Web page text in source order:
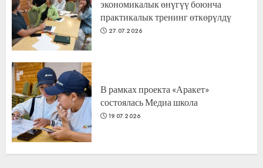
экономикалык өнүгүү боюнча
практикалык тренинг өткөрүлдү
27.07.2026
В рамках проекта «Аракет»
состоялась Медиа школа
19.07.2026